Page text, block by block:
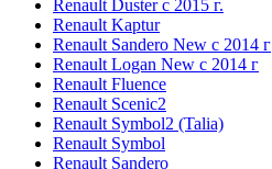
Renault Duster с 2015 г.
Renault Kaptur
Renault Sandero New с 2014 г
Renault Logan New с 2014 г
Renault Fluence
Renault Scenic2
Renault Symbol2 (Talia)
Renault Symbol
Renault Sandero